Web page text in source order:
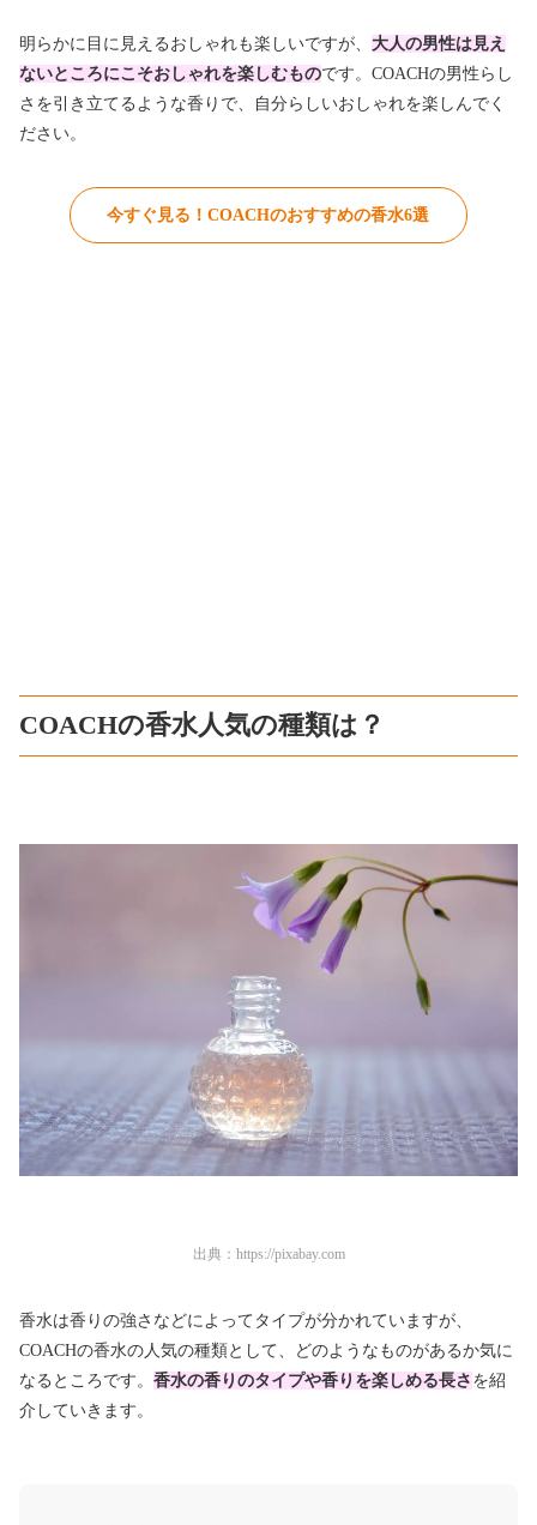
明らかに目に見えるおしゃれも楽しいですが、 大人の男性は見え
ないところにこそおしゃれを楽しむものです。COACHの男性らし
さを引き立てるような香りで、自分らしいおしゃれを楽しんでく
ださい。
今すぐ見る！COACHのおすすめの香水6選
COACHの香水人気の種類は？
出典： https://pixabay.com
香水は香りの強さなどによってタイプが分かれていますが、
COACHの香水の人気の種類として、どのようなものがあるか気に
なるところです。 香水の香りのタイプや香りを楽しめる長さ を紹
介していきます。